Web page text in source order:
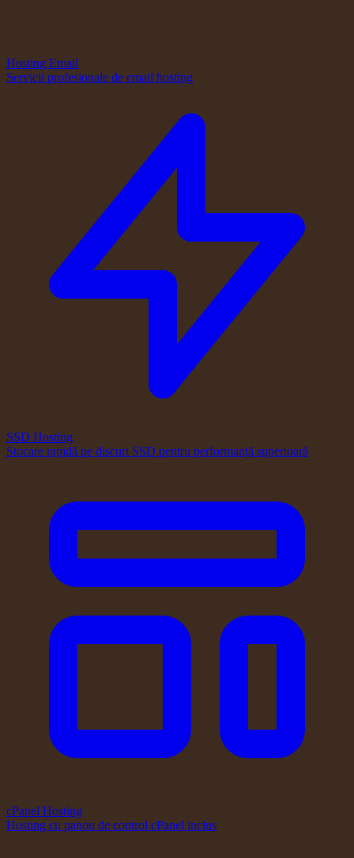
Hosting Email
Servicii profesionale de email hosting
SSD Hosting
Stocare rapidă pe discuri SSD pentru performanță superioară
cPanel Hosting
Hosting cu panou de control cPanel inclus